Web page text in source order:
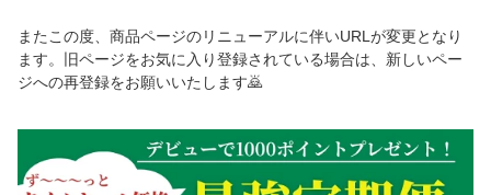
またこの度、商品ページのリニューアルに伴いURLが変更となり
ます。旧ページをお気に入り登録されている場合は、新しいペー
ジへの再登録をお願いいたします🙇